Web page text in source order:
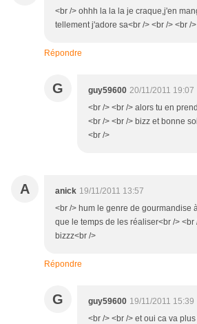
<br /> ohhh la la la je craque,j'en
tellement j'adore sa<br /> <br /> <br /
Répondre
G guy59600 20/11/2011 19:07
<br /> <br /> alors tu en
<br /> <br /> bizz et bonne
<br />
A anick 19/11/2011 13:57
<br /> hum le genre de gourmandise
que le temps de les réaliser<br /> <br
bizzz<br />
Répondre
G guy59600 19/11/2011 15:39
<br /> <br /> et oui ca va